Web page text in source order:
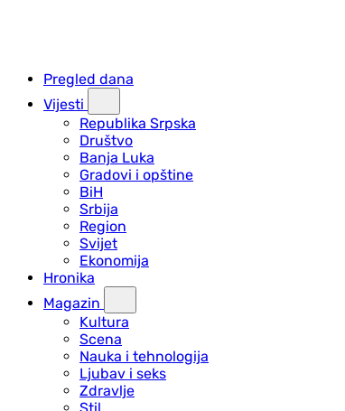
Pregled dana
Vijesti
Republika Srpska
Društvo
Banja Luka
Gradovi i opštine
BiH
Srbija
Region
Svijet
Ekonomija
Hronika
Magazin
Kultura
Scena
Nauka i tehnologija
Ljubav i seks
Zdravlje